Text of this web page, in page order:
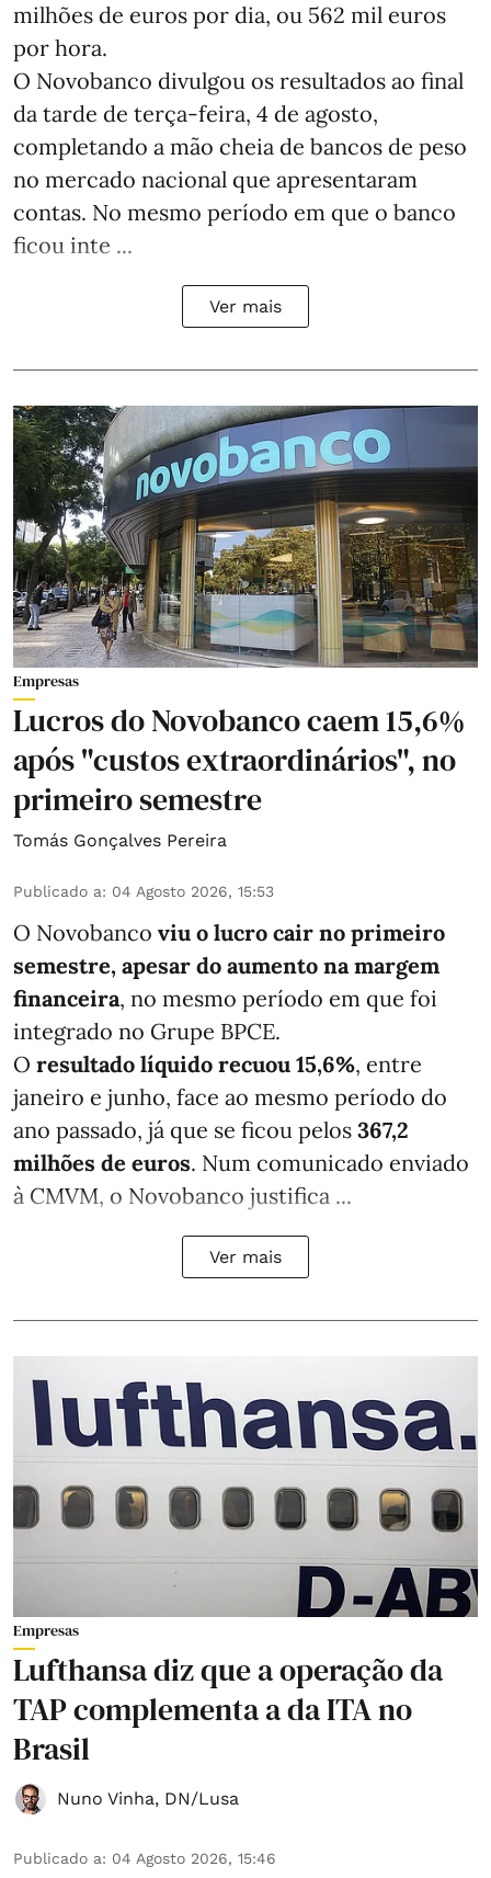
milhões de euros por dia, ou 562 mil euros
por hora.
O Novobanco divulgou os resultados ao final
da tarde de terça-feira, 4 de agosto,
completando a mão cheia de bancos de peso
no mercado nacional que apresentaram
contas. No mesmo período em que o banco
ficou inte ...
Ver mais
Empresas
Lucros do Novobanco caem 15,6%
após "custos extraordinários", no
primeiro semestre
Tomás Gonçalves Pereira
Publicado a: 04 Agosto 2026, 15:53
O Novobanco viu o lucro cair no primeiro
semestre, apesar do aumento na margem
financeira, no mesmo período em que foi
integrado no Grupe BPCE.
O resultado líquido recuou 15,6%, entre
janeiro e junho, face ao mesmo período do
ano passado, já que se ficou pelos 367,2
milhões de euros. Num comunicado enviado
à CMVM, o Novobanco justifica ...
Ver mais
Empresas
Lufthansa diz que a operação da
TAP complementa a da ITA no
Brasil
Nuno Vinha, DN/Lusa
Publicado a: 04 Agosto 2026, 15:46